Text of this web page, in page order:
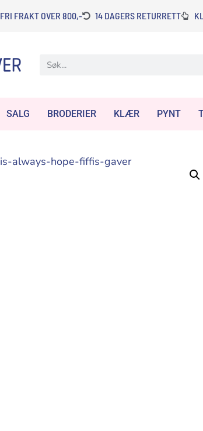
FRI FRAKT OVER 800,- 14 DAGERS RETURRETT
SALG BRODERIER KLÆR PYNT